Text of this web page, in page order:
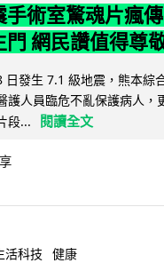
手術室驚魂片瘋
門 網民讚值得尊
日發生 7.1 級地震，熊本綜
護人員臨危不亂保護病人，
段...
閱讀全文
活科技 健康